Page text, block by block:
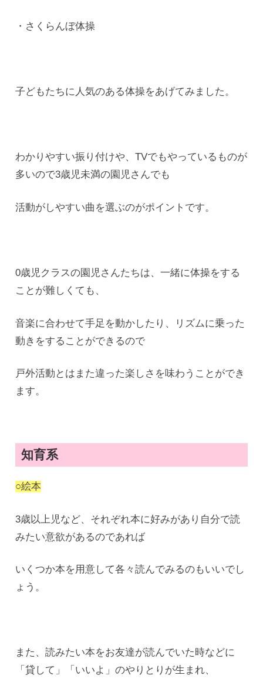
・さくらんぼ体操
子どもたちに人気のある体操をあげてみました。
わかりやすい振り付けや、TVでもやっているものが
多いので3歳児未満の園児さんでも
活動がしやすい曲を選ぶのがポイントです。
0歳児クラスの園児さんたちは、一緒に体操をする
ことが難しくても、
音楽に合わせて手足を動かしたり、リズムに乗った
動きをすることができるので
戸外活動とはまた違った楽しさを味わうことができ
ます。
知育系
○絵本
3歳以上児など、それぞれ本に好みがあり自分で読
みたい意欲があるのであれば
いくつか本を用意して各々読んでみるのもいいでし
ょう。
また、読みたい本をお友達が読んでいた時などに
「貸して」「いいよ」のやりとりが生まれ、